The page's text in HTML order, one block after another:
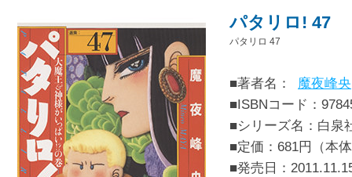
パタリロ! 47
パタリロ 47
■著者名：
魔夜峰央
■ISBNコード：
■シリーズ名：白泉
■定価：681円（本
■発売日：